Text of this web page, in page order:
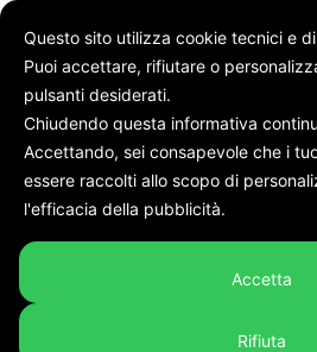
Cronaca
Cronaca
Incendio alla
Ancona
7 Giugno 2026
Questo sito utilizza cookie tecnici e
Puoi accettare, rifiutare o
pulsanti desiderati.
Chiudendo questa informativa
Accettando, sei consapevole che i
essere raccolti allo scopo di
l'efficacia della pubblicità.
Accetta
Rifiuta